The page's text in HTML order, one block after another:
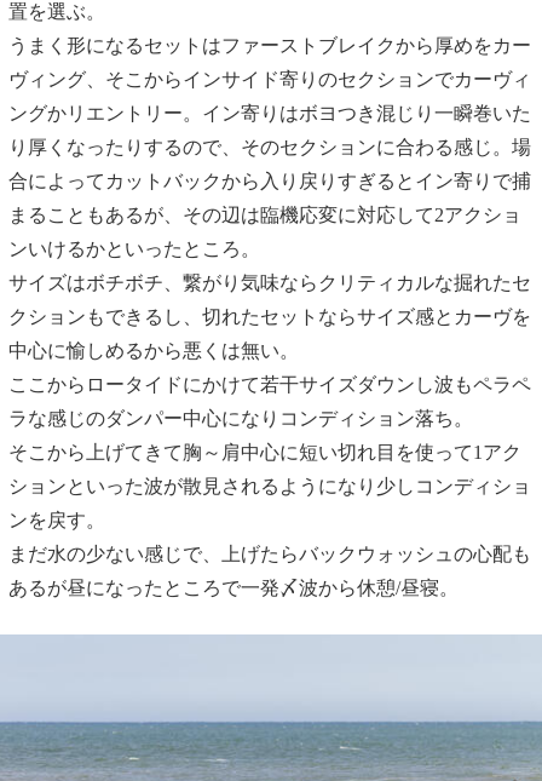
置を選ぶ。
うまく形になるセットはファーストブレイクから厚めをカー
ヴィング、そこからインサイド寄りのセクションでカーヴィ
ングかリエントリー。イン寄りはボヨつき混じり一瞬巻いた
り厚くなったりするので、そのセクションに合わる感じ。場
合によってカットバックから入り戻りすぎるとイン寄りで捕
まることもあるが、その辺は臨機応変に対応して2アクショ
ンいけるかといったところ。
サイズはボチボチ、繋がり気味ならクリティカルな掘れたセ
クションもできるし、切れたセットならサイズ感とカーヴを
中心に愉しめるから悪くは無い。
ここからロータイドにかけて若干サイズダウンし波もペラペ
ラな感じのダンパー中心になりコンディション落ち。
そこから上げてきて胸～肩中心に短い切れ目を使って1アク
ションといった波が散見されるようになり少しコンディショ
ンを戻す。
まだ水の少ない感じで、上げたらバックウォッシュの心配も
あるが昼になったところで一発〆波から休憩/昼寝。